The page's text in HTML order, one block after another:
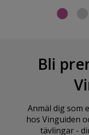
Bli
Anmäl dig som
hos Vinguiden
tävlingar -